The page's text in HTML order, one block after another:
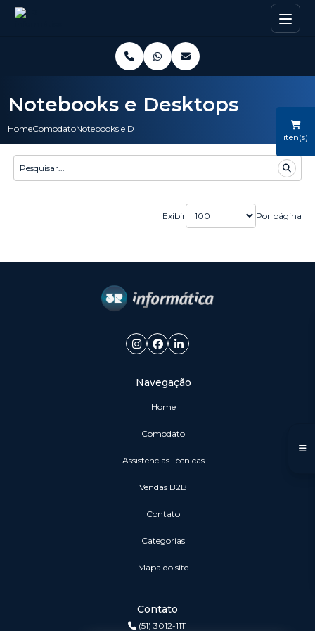
iten(s)
HomeComodatoNotebooks e Desktops
Notebooks e Desktops
Exibir Por página
Navegação
Home
Comodato
Assistências Técnicas
vendas B2B
Contato
Categorias
Mapa do site
Contato
(51) 3012-1111